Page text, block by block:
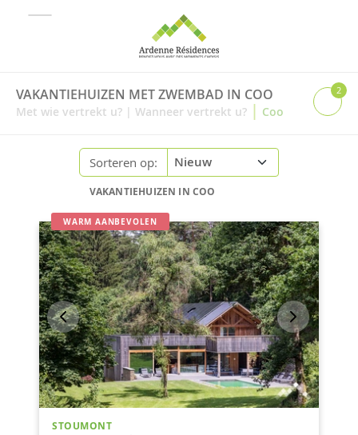
VAKANTIEHUIZEN MET ZWEMBAD IN COO
Met wie vertrekt u? | Wanneer vertrekt u? | Coo
2
Sorteren op:
VAKANTIEHUIZEN IN COO